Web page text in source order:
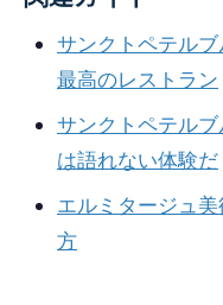
サンクトペテル
最高のレストラン
サンクトペテル
は語れない体験だ
エルミタージュ
方